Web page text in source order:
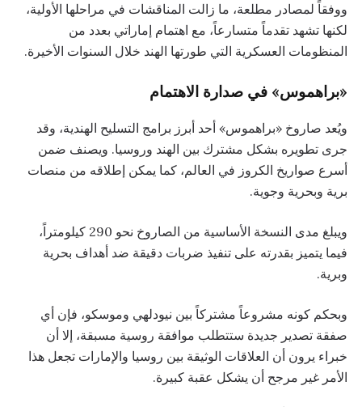
ووفقاً لمصادر مطلعة، ما زالت المناقشات في مراحلها الأولية،
لكنها تشهد تقدماً متسارعاً، مع اهتمام إماراتي بعدد من
المنظومات العسكرية التي طورتها الهند خلال السنوات الأخيرة.
«براهموس» في صدارة الاهتمام
ويُعد صاروخ «براهموس» أحد أبرز برامج التسليح الهندية، وقد
جرى تطويره بشكل مشترك بين الهند وروسيا. ويصنف ضمن
أسرع صواريخ الكروز في العالم، كما يمكن إطلاقه من منصات
برية وبحرية وجوية.
ويبلغ مدى النسخة الأساسية من الصاروخ نحو 290 كيلومتراً،
فيما يتميز بقدرته على تنفيذ ضربات دقيقة ضد أهداف بحرية
وبرية.
وبحكم كونه مشروعاً مشتركاً بين نيودلهي وموسكو، فإن أي
صفقة تصدير جديدة ستتطلب موافقة روسية مسبقة، إلا أن
خبراء يرون أن العلاقات الوثيقة بين روسيا والإمارات تجعل هذا
الأمر غير مرجح أن يشكل عقبة كبيرة.